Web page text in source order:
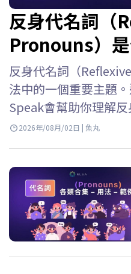
反身代名詞（
Pronouns）
用法、位置、
反身代名詞（
法中的一個重要主題
Speak會幫助你理解
詞用法、反身代名詞
詞 英文 (Reflexive
詞和受詞指涉同一個
行動作的人或物的代
也用於強調主詞或表示
2026年/08月/02日 | 魚丸